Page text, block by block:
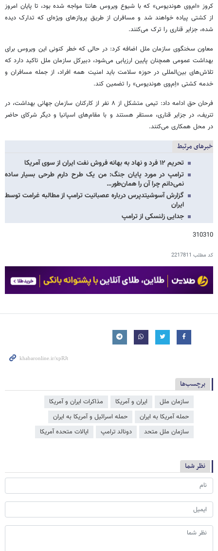
کروز «ام‌وی هوندیوس» که با شیوع ویروس هانتا مواجه شده بود، تا پایان امروز
از کشتی پیاده خواهند شد و مسافران از طریق پروازهای ویژه‌ای که تدارک دیده
شده، جزایر قناری را ترک می‌کنند.
معاون سخنگوی سازمان ملل اضافه کرد: در حالی که خطر کنونی این ویروس برای
بهداشت عمومی همچنان پایین ارزیابی می‌شود، دبیرکل سازمان ملل تاکید دارد که
تلاش‌های بین‌المللی در حوزه سلامت باید امنیت همه افراد، از جمله مسافران و
خدمه کشتی «اِم‌وی هوندیوس» را تضمین کند.
فرحان حق ادامه داد: تیمی متشکل از ۸ نفر از کارکنان سازمان جهانی بهداشت، در
تنریف، در جزایر قناری، مستقر هستند و با مقام‌های اسپانیا و دیگر شرکای حاضر
در محل همکاری می‌کنند.
خبرهای مرتبط
تحریم ۱۲ فرد و نهاد به بهانه فروش نفت ایران از سوی آمریکا
ترامپ در مورد پایان جنگ: من یک طرح دارم طرحی بسیار ساده
نمی‌دانم چرا آن را همان‌طور…
گزارش آسوشیتدپرس درباره عصبانیت ترامپ از مطالبه غرامت توسط
ایران
جدایی زلنسکی از ترامپ
310310
کد مطلب 2217811
برچسب‌ها
سازمان ملل ایران و آمریکا
مذاکرات ایران و آمریکا
حمله آمریکا به ایران
حمله اسرائیل و آمریکا به ایران
سازمان ملل متحد
دونالد ترامپ ایالات متحده آمریکا
نظر شما